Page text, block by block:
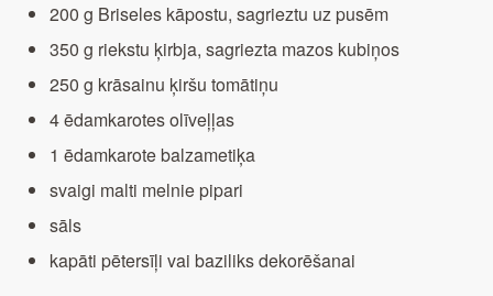
200 g Briseles kāpostu, sagrieztu uz pusēm
350 g riekstu ķirbja, sagriezta mazos kubiņos
250 g krāsainu ķiršu tomātiņu
4 ēdamkarotes olīveļļas
1 ēdamkarote balzametiķa
svaigi malti melnie pipari
sāls
kapāti pētersīļi vai baziliks dekorēšanai